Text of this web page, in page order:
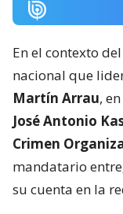
En el contexto
nacional que
Martín Arrau,
José Antonio
Crimen
mandatario
su cuenta en la